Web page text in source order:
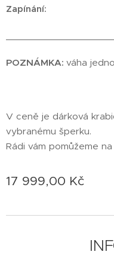
Zapínání:
POZNÁMKA: váha
V ceně je dárková
vybranému šperku.
Rádi vám pomůžeme na
17 999,00 Kč